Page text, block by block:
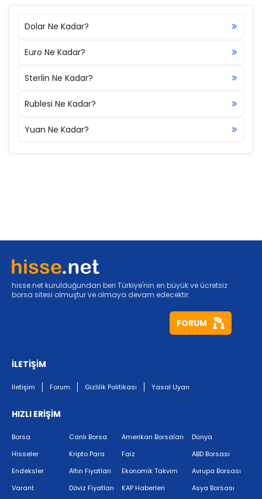
Dolar Ne Kadar?
Euro Ne Kadar?
Sterlin Ne Kadar?
Rublesi Ne Kadar?
Yuan Ne Kadar?
hisse.net kurulduğundan beri Türkiye'nin en büyük ve ücretsiz
borsa sitesi olmuştur ve olmaya devam edecektir.
FORUM
İLETİŞİM
İletişim Forum Gizlilik Politikası Yasal Uyarı
HIZLI ERİŞİM
Borsa
Hisseler
Endeksler
Varant
Canlı Borsa
Kripto Para
Altın Fiyatları
Döviz Fiyatları
Amerikan Borsaları
Faiz
Ekonomik Takvim
KAP Haberleri
Dünya
ABD Borsası
Avrupa Borsası
Asya Borsası